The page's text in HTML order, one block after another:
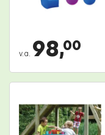
v.a. 98,00